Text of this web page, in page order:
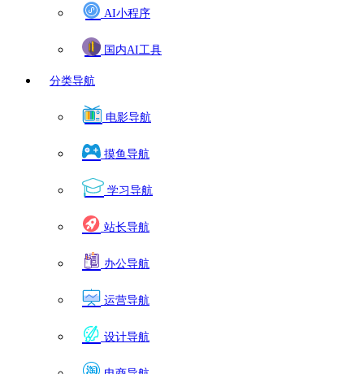
AI小程序
国内AI工具
分类导航
电影导航
摸鱼导航
学习导航
站长导航
办公导航
运营导航
设计导航